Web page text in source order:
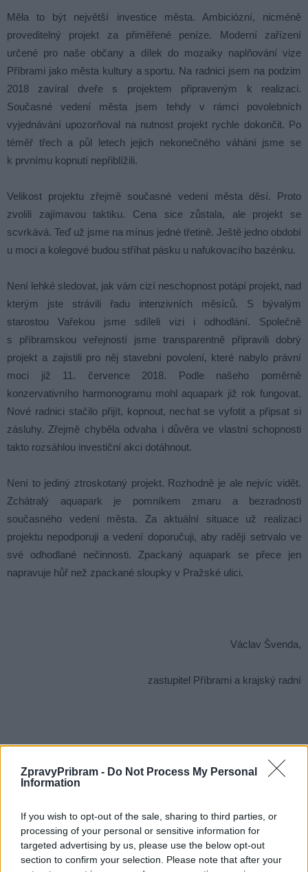
ZpravyPribram - Do Not Process My Personal
Information
If you wish to opt-out of the sale, sharing to third parties, or
processing of your personal or sensitive information for
targeted advertising by us, please use the below opt-out
section to confirm your selection. Please note that after your
Měla to být největší investice města. Ambiciózní, nicméně
proveditelný projekt za přiměřené peníze. Moderní zařízení
určené pro naše občany a dílek do mozaiky naplňování vize
Příbrami jako města kultury a sportu. Na radnici jsem na podzim
2018 zavíral dveře s projektem připraveným k realizaci.
Současné vedení města jsem tehdy v rámci povolebních
vyjednávání upozorňoval na nutnost projekt rychle dokončit. Po
téměř třech a půl letech jejich nekonečného váhání jsme se
k prvnímu kopnutí nepřiblížili.
Velikost projektu zřejmě současné vedení města děsí. Proto
zvolili zajímavou taktiku. Cena sice zůstala, ale projekt se
scvrkává. Teď už jsme na mínus jedné třetině. Ještě jedno období
u moci a kolegové budou stříhat pásku u nafukovacího bazénku. ​
Není lehké sledovat, jak vám cizí neschopnost potápí projekt, nad
kterým jste strávili řadu intenzivních měsíců. S bývalým
starostou Vařekou jsme sdíleli vizi i odhodlání. Společně
s příbramskou veřejností jsme transparentně připravili dobrý
projekt a zajistili pro něj stavební povolení, které nabylo právní
moci již 11. července 2018. Podle našeho poměrně
konzervativního harmonogramu mohl aquapark již rok fungovat.
Nové radnici stačilo přijít, kopnout, nechat se vyfotit a připsat si
zásluhy. Zřejmě chyběla odvaha i důvěra ve vlastní schopnosti
takto rozsáhlou investiční akci dotáhnout.
Není to jediný ztroskotaný projekt. Rozhodně je ale nejvíc vidět.
Zchátralý aquapark je pomníkem zmaru a bezradnosti
současného vedení města. Za aktuální situace už realizaci
projektu nepodporuji a vedení doporučuji, aby raději setrvalo ve
své odhodlané nečinnosti. Zpackaný aquapark se přece jen
napravuje hůř než zpackané sloupky v Pražské ulici.
Václav Švenda,
zastupitel Příbrami a krajský radní
Jindřich Vařeka
páska pomník Příbram
radnice
rekonstrukce
Václav Švenda vedení